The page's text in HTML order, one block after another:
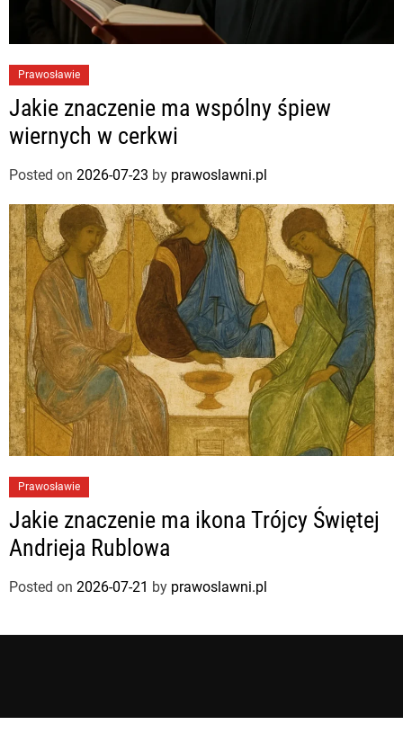
Prawosławie
Jakie znaczenie ma wspólny śpiew
wiernych w cerkwi
Posted on 2026-07-23 by prawoslawni.pl
Prawosławie
Jakie znaczenie ma ikona Trójcy Świętej
Andrieja Rublowa
Posted on 2026-07-21 by prawoslawni.pl